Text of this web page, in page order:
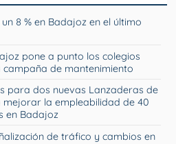
8 % en Badajoz en el último
pone a punto los colegios
de mantenimiento
para dos nuevas Lanzaderas de
la empleabilidad de 40
en Badajoz
de tráfico y cambios en